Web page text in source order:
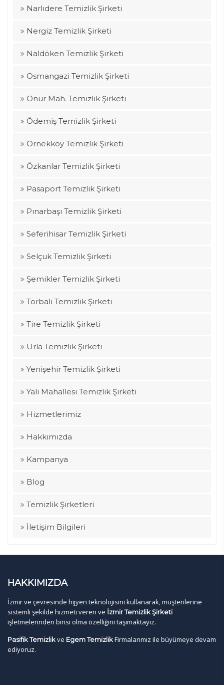
Narlıdere Temizlik Şirketi
Nergiz Temizlik Şirketi
Naldöken Temizlik Şirketi
Osmangazi Temizlik Şirketi
Onur Mah. Temizlik Şirketi
Ödemiş Temizlik Şirketi
Örnekköy Temizlik Şirketi
Özkanlar Temizlik Şirketi
Pasaport Temizlik Şirketi
Pınarbaşı Temizlik Şirketi
Seferihisar Temizlik Şirketi
Selçuk Temizlik Şirketi
Şemikler Temizlik Şirketi
Torbalı Temizlik Şirketi
Tire Temizlik Şirketi
Urla Temizlik Şirketi
Yenişehir Temizlik Şirketi
Yalı Mahallesi Temizlik Şirketi
Hizmetlerimiz
Hakkımızda
Kampanya
Blog
Temizlik Şirketleri
İletişim Bilgileri
HAKKIMIZDA
İzmir ve çevresinde hijyen teknolojisini kullanarak, müşterilerine
sistemli şekilde hizmeti veren ve İzmir Temizlik Şirketi
işletmelerinden birisi olma özelliğini taşımaktayız.
Pasifik Temizlikve Egem TemizlikFirmalarımız ile büyümeye devam
ediyoruz.